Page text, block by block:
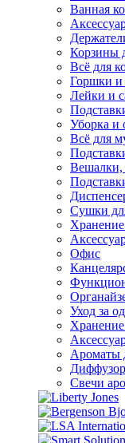
Ванная
Корзины
Всё для
Горшки
Лейки и
Уборка и
Всё для
Вешалки,
Сушки
Офис
Уход за
Ароматы
Свечи